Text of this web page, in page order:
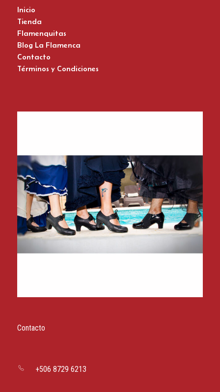
Inicio
Tienda
Flamenquitas
Blog La Flamenca
Contacto
Términos y Condiciones
Zapatos del Flamenco
Contacto
+506 8729 6213